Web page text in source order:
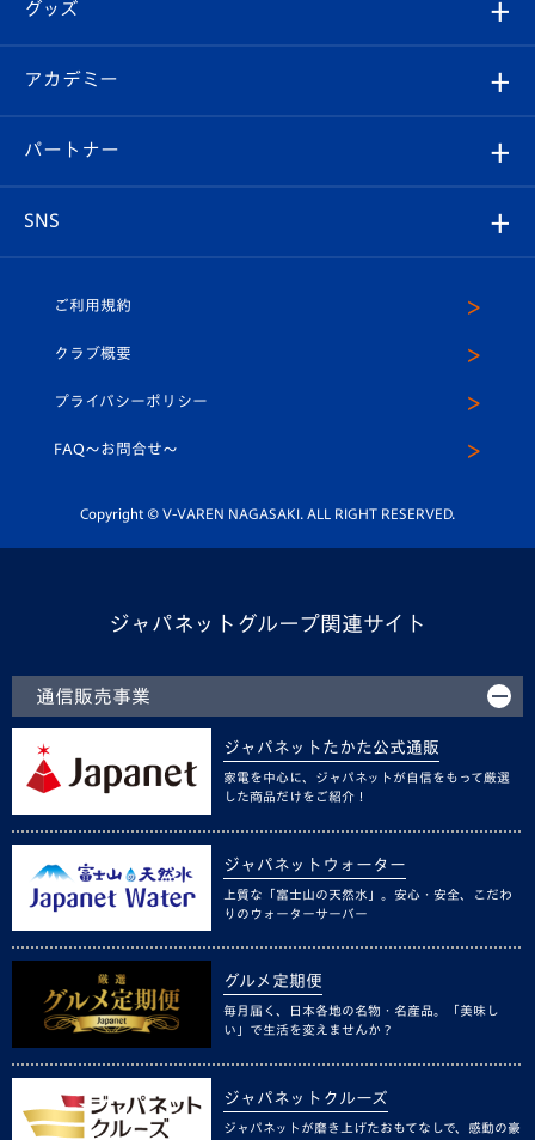
チケット
イベント
メディア
ホームタウン
スタッフプロフィール
マスコット紹介
平和祈念活動
ホームタウン活動
Revive Team
ヴィヴィくんの長崎おもてなしガイド
フォトギャラリー
スタジアムグルメ
V-LOVERS（ファンクラブ）
プレイヤーズスイート
グッズ
オンラインショップ
店舗情報
アカデミー
育成からのお知らせ
U-18
スクール
パートナー
SNS
ヴィヴィくんインスタグラム
公式LINE＠
ご利用規約
クラブ概要
プライバシーポリシー
FAQ〜お問合せ〜
Copyright © V-VAREN NAGASAKI. ALL RIGHT RESERVED.
ジャパネットグループ関連サイト
通信販売事業
ジャパネットたかた公式通販
家電を中心に、ジャパネットが自信をもって厳選
した商品だけをご紹介！
ジャパネットウォーター
上質な「富士山の天然水」。安心・安全、こだわ
りのウォーターサーバー
グルメ定期便
毎月届く、日本各地の名物・名産品。「美味し
い」で生活を変えませんか？
ジャパネットクルーズ
ジャパネットが磨き上げたおもてなしで、感動の豪